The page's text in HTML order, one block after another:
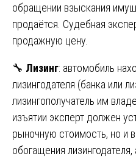
обращении взыскания
продаётся. Судебная
продажную цену.
🔧 Лизинг: автомобиль
лизингодателя (банка или
лизингополучатель им
изъятии эксперт должен
рыночную стоимость, но и
обогащения